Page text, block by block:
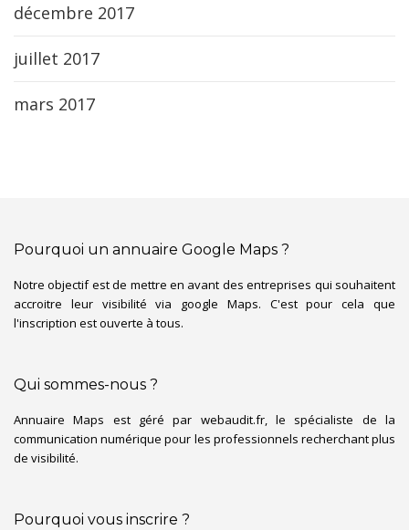
décembre 2017
juillet 2017
mars 2017
Pourquoi un annuaire Google Maps ?
Notre objectif est de mettre en avant des entreprises qui souhaitent
accroitre leur visibilité via google Maps. C'est pour cela que
l'inscription est ouverte à tous.
Qui sommes-nous ?
Annuaire Maps est géré par webaudit.fr, le spécialiste de la
communication numérique pour les professionnels recherchant plus
de visibilité.
Pourquoi vous inscrire ?